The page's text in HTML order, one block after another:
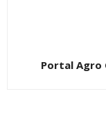
Portal Agro